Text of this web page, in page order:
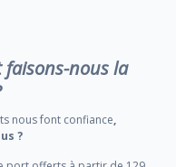
faisons-nous la
nous font confiance,
?